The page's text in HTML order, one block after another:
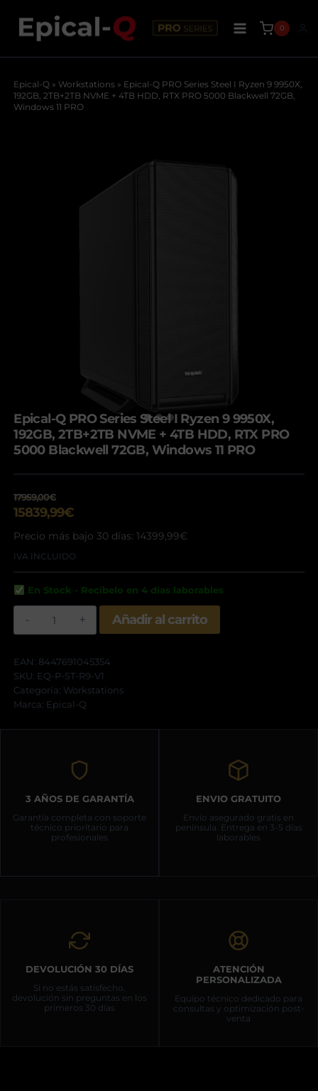
contenido
0
Epical-Q » Workstations » Epical-Q PRO Series Steel I Ryzen 9 9950X,
192GB, 2TB+2TB NVME + 4TB HDD, RTX PRO 5000 Blackwell 72GB,
Windows 11 PRO
Epical-Q PRO Series Steel I Ryzen 9 9950X,
192GB, 2TB+2TB NVME + 4TB HDD, RTX PRO
5000 Blackwell 72GB, Windows 11 PRO
17959,00€
El
original
era:
15839,99€El
actual
es:
Precio más bajo 30 días:14399,99€
IVA INCLUIDO
En Stock - Recíbelo en 4 días laborables
PRO
Steel
I
Ryzen
9
9950X,
192GB,
PRO
5000
Blackwell
72GB,
Windows
Añadir al carrito
EAN: 8447691045354
SKU: EQ-P-ST-R9-V1
Categoría: Workstations
Marca: Epical-Q
3 AÑOS DE GARANTÍA
Garantía completa con soporte
técnico prioritario para
profesionales
ENVIO GRATUITO
Envío asegurado gratis en
península. Entrega en 3-5 días
laborables
DEVOLUCIÓN 30 DÍAS
Si no estás satisfecho,
devolución sin preguntas en los
primeros 30 días
ATENCIÓN
PERSONALIZADA
Equipo técnico dedicado para
consultas y optimización post-
venta
17959,00€.
15839,99€.